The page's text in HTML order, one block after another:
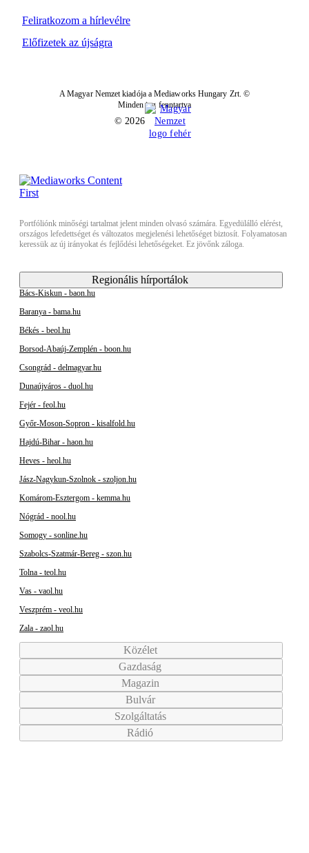
Feliratkozom a hírlevélre
Előfizetek az újságra
A Magyar Nemzet kiadója a Mediaworks Hungary Zrt. ©
Minden jog fenntartva
© 2026
Portfóliónk minőségi tartalmat jelent minden olvasó számára. Egyedülálló elérést,
országos lefedettséget és változatos megjelenési lehetőséget biztosít. Folyamatosan
keressük az új irányokat és fejlődési lehetőségeket. Ez jövőnk záloga.
Regionális hírportálok
Bács-Kiskun - baon.hu
Baranya - bama.hu
Békés - beol.hu
Borsod-Abaúj-Zemplén - boon.hu
Csongrád - delmagyar.hu
Dunaújváros - duol.hu
Fejér - feol.hu
Győr-Moson-Sopron - kisalfold.hu
Hajdú-Bihar - haon.hu
Heves - heol.hu
Jász-Nagykun-Szolnok - szoljon.hu
Komárom-Esztergom - kemma.hu
Nógrád - nool.hu
Somogy - sonline.hu
Szabolcs-Szatmár-Bereg - szon.hu
Tolna - teol.hu
Vas - vaol.hu
Veszprém - veol.hu
Zala - zaol.hu
Közélet
Gazdaság
Magazin
Bulvár
Szolgáltatás
Rádió